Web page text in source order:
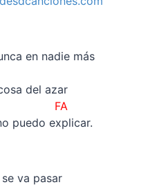
en nadie más
del azar
FA
puedo explicar.
va pasar